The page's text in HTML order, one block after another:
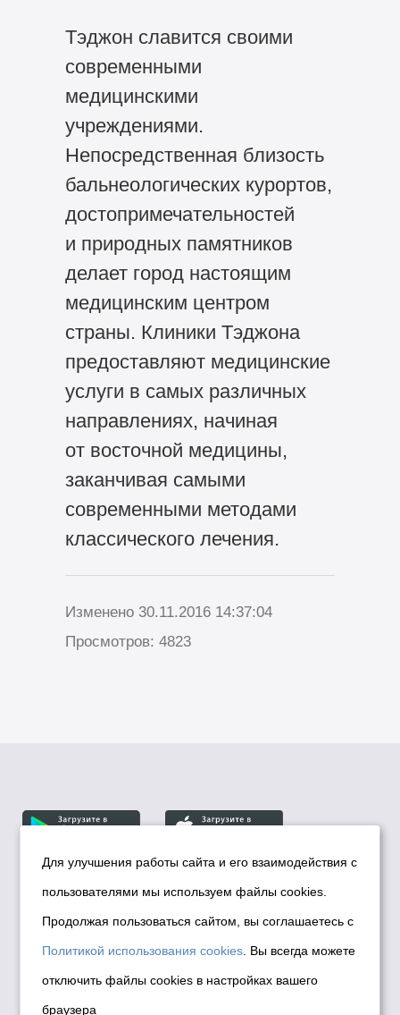
Тэджон славится своими
современными
медицинскими
учреждениями.
Непосредственная близость
бальнеологических курортов,
достопримечательностей
и природных памятников
делает город настоящим
медицинским центром
страны. Клиники Тэджона
предоставляют медицинские
услуги в самых различных
направлениях, начиная
от восточной медицины,
заканчивая самыми
современными методами
классического лечения.
Изменено 30.11.2016 14:37:04
Просмотров: 4823
© Департамент информационной политики мэрии
города Новосибирска, 2026
Политика использования Cookies
Политика по обработке персональных
данных в информационных системах
Для улучшения работы сайта и его взаимодействия с
пользователями мы используем файлы cookies.
Продолжая пользоваться сайтом, вы соглашаетесь с
Политикой использования cookies . Вы всегда можете
отключить файлы cookies в настройках вашего
браузера